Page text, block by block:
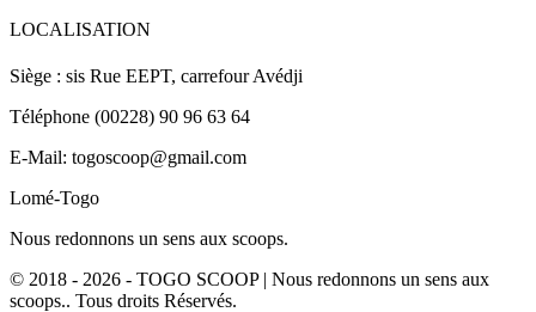
LOCALISATION
Siège : sis Rue EEPT, carrefour Avédji
Téléphone (00228) 90 96 63 64
E-Mail: togoscoop@gmail.com
Lomé-Togo
Nous redonnons un sens aux scoops.
© 2018 - 2026 - TOGO SCOOP | Nous redonnons un sens aux
scoops.. Tous droits Réservés.